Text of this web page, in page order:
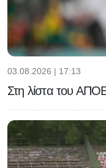
03.08.2026 | 17:13
Στη λίστα του